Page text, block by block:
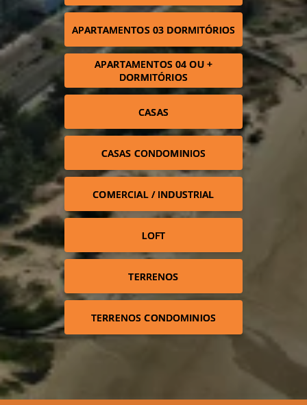
APARTAMENTOS 03 DORMITÓRIOS
APARTAMENTOS 04 OU +
DORMITÓRIOS
CASAS
CASAS CONDOMINIOS
COMERCIAL / INDUSTRIAL
LOFT
TERRENOS
TERRENOS CONDOMINIOS